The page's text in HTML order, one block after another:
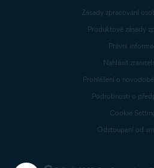
Zásady zpracování
Produktové zásady
Právní
Nahlásit
Prohlášení o
Podrobnosti o
Cookie
Odstoupení od